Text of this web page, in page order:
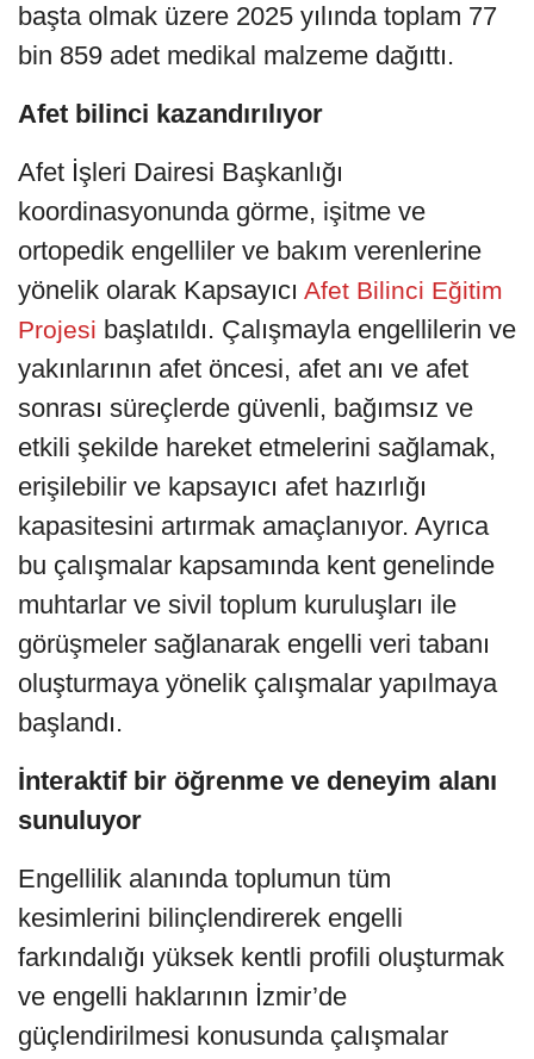
başta olmak üzere 2025 yılında toplam 77
bin 859 adet medikal malzeme dağıttı.
Afet bilinci kazandırılıyor
Afet İşleri Dairesi Başkanlığı
koordinasyonunda görme, işitme ve
ortopedik engelliler ve bakım verenlerine
yönelik olarak Kapsayıcı Afet Bilinci Eğitim
Projesi başlatıldı. Çalışmayla engellilerin ve
yakınlarının afet öncesi, afet anı ve afet
sonrası süreçlerde güvenli, bağımsız ve
etkili şekilde hareket etmelerini sağlamak,
erişilebilir ve kapsayıcı afet hazırlığı
kapasitesini artırmak amaçlanıyor. Ayrıca
bu çalışmalar kapsamında kent genelinde
muhtarlar ve sivil toplum kuruluşları ile
görüşmeler sağlanarak engelli veri tabanı
oluşturmaya yönelik çalışmalar yapılmaya
başlandı.
İnteraktif bir öğrenme ve deneyim alanı
sunuluyor
Engellilik alanında toplumun tüm
kesimlerini bilinçlendirerek engelli
farkındalığı yüksek kentli profili oluşturmak
ve engelli haklarının İzmir’de
güçlendirilmesi konusunda çalışmalar